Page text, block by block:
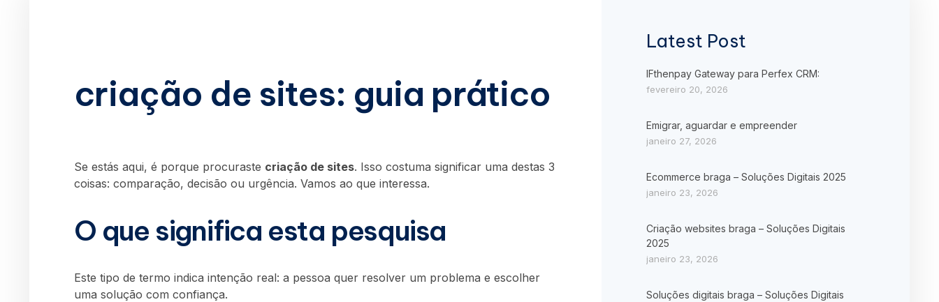
criação de sites: guia prático
Se estás aqui, é porque procuraste criação de sites. Isso costuma significar uma destas 3
coisas: comparação, decisão ou urgência. Vamos ao que interessa.
O que significa esta pesquisa
Este tipo de termo indica intenção real: a pessoa quer resolver um problema e escolher
uma solução com confiança.
Latest Post
IFthenpay Gateway para Perfex CRM:
fevereiro 20, 2026
Emigrar, aguardar e empreender
janeiro 27, 2026
Ecommerce braga – Soluções Digitais 2025
janeiro 23, 2026
Criação websites braga – Soluções Digitais
2025
janeiro 23, 2026
Soluções digitais braga – Soluções Digitais